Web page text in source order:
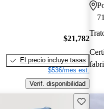
$21,782
El precio incluye tasas
$536/mes est.
Verif. disponibilidad
Guarda